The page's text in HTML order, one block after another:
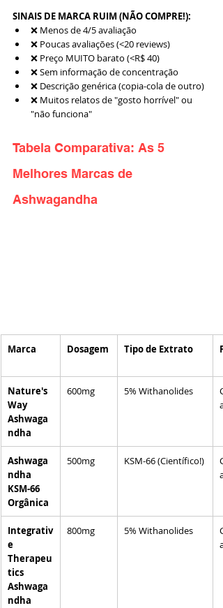
SINAIS DE MARCA RUIM (NÃO COMPRE!):
❌ Menos de 4/5 avaliação
❌ Poucas avaliações (<20 reviews)
❌ Preço MUITO barato (<R$ 40)
❌ Sem informação de concentração
❌ Descrição genérica (copia-cola de outro)
❌ Muitos relatos de "gosto horrível" ou
"não funciona"
Tabela Comparativa: As 5
Melhores Marcas de
Ashwagandha
Marca Dosagem Tipo de Extrato
Nature's
Way
Ashwaga
ndha
600mg 5% Withanolides
as
Ashwaga
ndha
KSM-66
Orgânica
500mg KSM-66 (Científico!)
as
Integrativ
e
Therapeu
tics
Ashwaga
ndha
800mg 5% Withanolides
as